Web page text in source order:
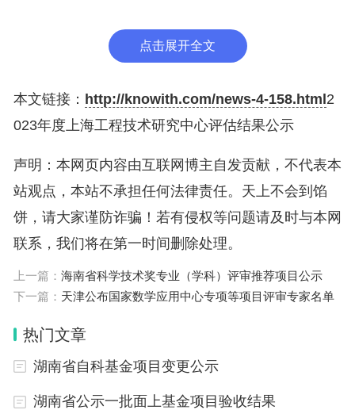
业务咨询电话：8008205114（座机）、400820511
上海市科学技术委员会
2024年6月13日
点击展开全文
本文链接： http://knowith.com/news-4-158.html 2
023年度上海工程技术研究中心评估结果公示
声明：本网页内容由互联网博主自发贡献，不代表本
站观点，本站不承担任何法律责任。天上不会到馅
饼，请大家谨防诈骗！若有侵权等问题请及时与本网
联系，我们将在第一时间删除处理。
上一篇： 海南省科学技术奖专业（学科）评审推荐项目公示
下一篇： 天津公布国家数学应用中心专项等项目评审专家名单
热门文章
湖南省自科基金项目变更公示
湖南省公示一批面上基金项目验收结果